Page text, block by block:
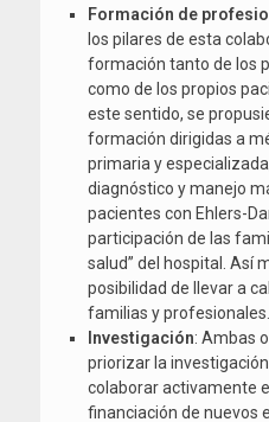
Formación de
los pilares de esta
formación tanto de los
como de los propios
este sentido, se
formación dirigidas a
primaria y
diagnóstico y manejo
pacientes con Ehlers-
participación de las
salud” del hospital. Así
posibilidad de llevar a
familias y profesionales.
Investigación: Ambas
priorizar la
colaborar activamente
financiación de nuevos